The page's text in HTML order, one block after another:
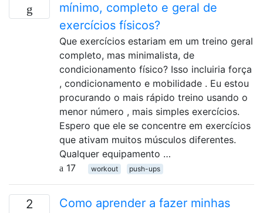
mínimo, completo e geral de
exercícios físicos?
Que exercícios estariam em um treino geral
completo, mas minimalista, de
condicionamento físico? Isso incluiria força
, condicionamento e mobilidade . Eu estou
procurando o mais rápido treino usando o
menor número , mais simples exercícios.
Espero que ele se concentre em exercícios
que ativam muitos músculos diferentes.
Qualquer equipamento …
17
workout push-ups
2
Como aprender a fazer minhas